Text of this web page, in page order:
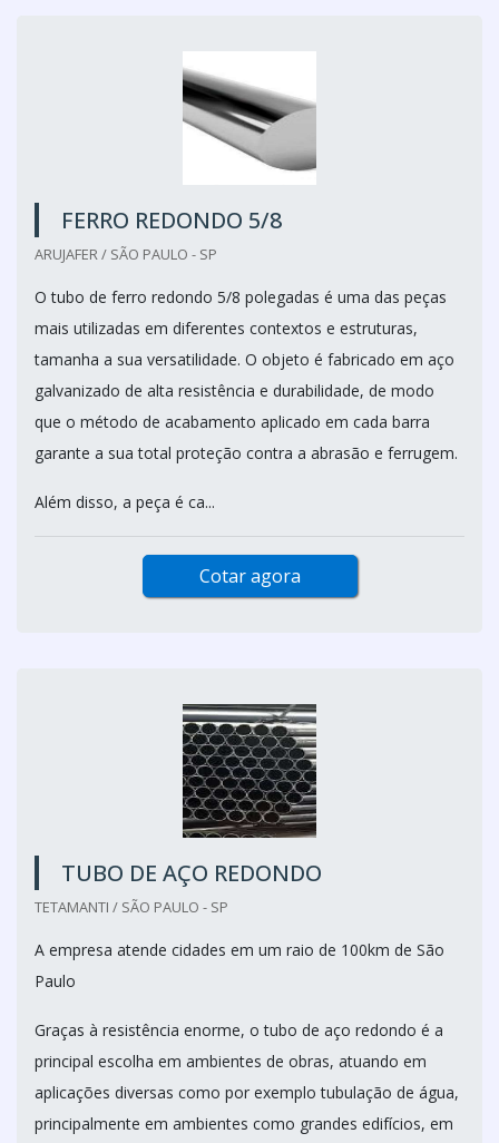
FERRO REDONDO 5/8
ARUJAFER / SÃO PAULO - SP
O tubo de ferro redondo 5/8 polegadas é uma das peças
mais utilizadas em diferentes contextos e estruturas,
tamanha a sua versatilidade. O objeto é fabricado em aço
galvanizado de alta resistência e durabilidade, de modo
que o método de acabamento aplicado em cada barra
garante a sua total proteção contra a abrasão e ferrugem.
Além disso, a peça é ca...
Cotar agora
TUBO DE AÇO REDONDO
TETAMANTI / SÃO PAULO - SP
A empresa atende cidades em um raio de 100km de São
Paulo
Graças à resistência enorme, o tubo de aço redondo é a
principal escolha em ambientes de obras, atuando em
aplicações diversas como por exemplo tubulação de água,
principalmente em ambientes como grandes edifícios, em